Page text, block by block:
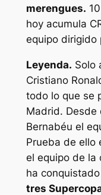
merengues.
hoy acumula
equipo dirigido
Leyenda. Solo
Cristiano
todo lo que se
Madrid. Desde
Bernabéu el
Prueba de ello
el equipo de la
ha conquistado
tres